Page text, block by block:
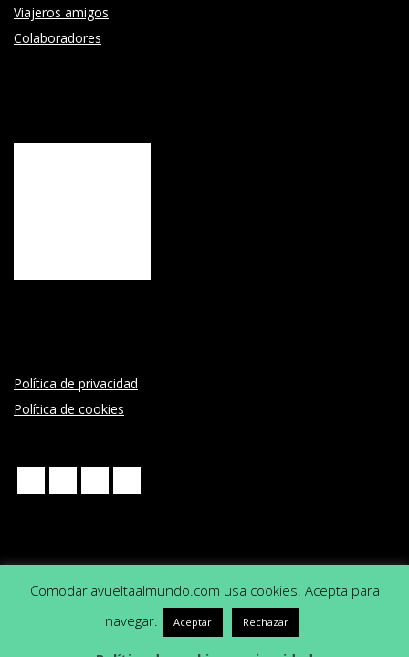
Viajeros amigos
Colaboradores
Política de privacidad
Política de cookies
Designed using Dispatch. Powered byWordPress
Comodarlavueltaalmundo.com usa cookies. Acepta para
navegar.
Aceptar Rechazar